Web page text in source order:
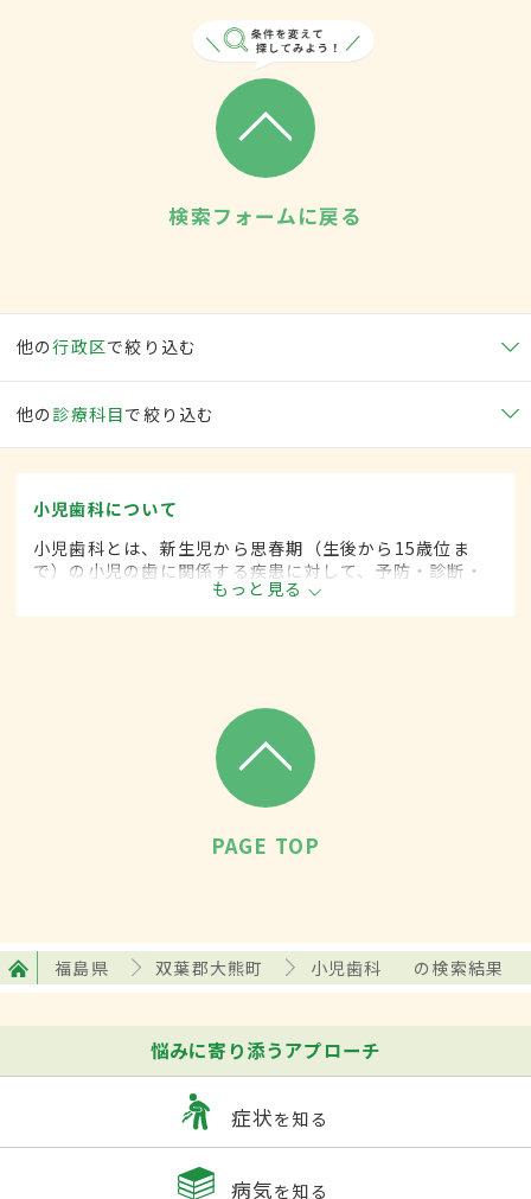
検索フォームに戻る
他の行政区で絞り込む
他の 診療科目で絞り込む
小児歯科について
小児歯科とは、新生児から思春期（生後から15歳位ま
で）の小児の歯に関係する疾患に対して、予防・診断・
治療する歯科の一領域です。
もっと見る
PAGE TOP
福島県 双葉郡大熊町 小児歯科 の検索結果
悩みに寄り添うアプローチ
症状を知る
病気を知る